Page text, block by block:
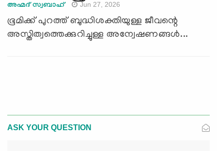
അഹ്മദ് സ്വബാഹ് Jun 27, 2026
ഭൂമിക്ക് പുറത്ത് ബുദ്ധിശക്തിയുള്ള ജീവന്റെ
അസ്തിത്വത്തെക്കുറിച്ചുള്ള അന്വേഷണങ്ങൾ...
ASK YOUR QUESTION